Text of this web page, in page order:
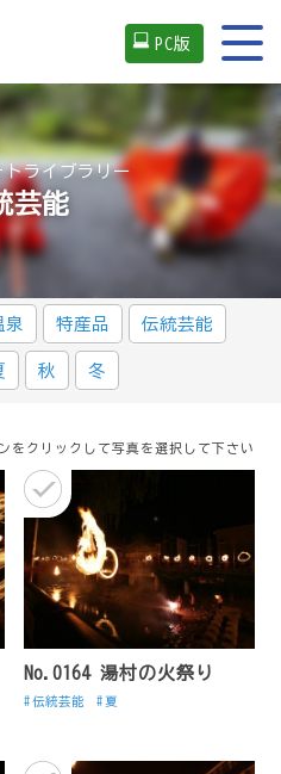
PC版
トライブラリー
芸能
泉 特産品 伝統芸能
秋 冬
をクリックして写真を選択して下さい
No.0164 湯村の火祭り
伝統芸能 夏